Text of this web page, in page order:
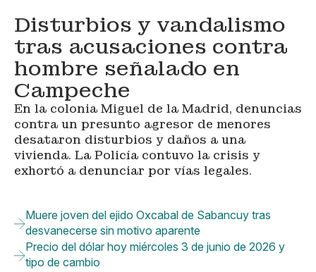
Disturbios y vandalismo
tras acusaciones contra
hombre señalado en
Campeche
En la colonia Miguel de la Madrid, denuncias
contra un presunto agresor de menores
desataron disturbios y daños a una
vivienda. La Policía contuvo la crisis y
exhortó a denunciar por vías legales.
Muere joven del ejido Oxcabal de Sabancuy tras
desvanecerse sin motivo aparente
Precio del dólar hoy miércoles 3 de junio de 2026 y
tipo de cambio